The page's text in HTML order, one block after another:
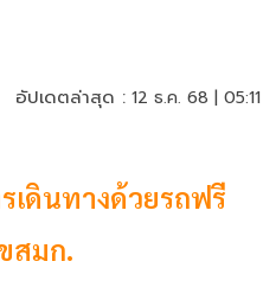
อัปเดตล่าสุด : 12 ธ.ค. 68 |
เดินทางด้วยรถฟรี
สมก.